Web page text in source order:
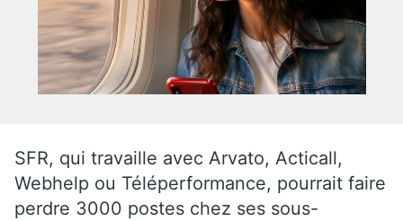
SFR, qui travaille avec Arvato, Acticall,
Webhelp ou Téléperformance, pourrait faire
perdre 3000 postes chez ses sous-